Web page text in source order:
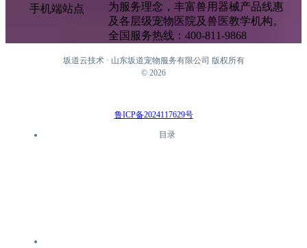
手机端站点
为服务理念，丰富兽用器械产品线惠
及各层级宠物医院及兽医教学机构。
全国服务热线：400-811-9868
坂道云技术 · 山东坂道宠物服务有限公司 版权所有
© 2026
鲁ICP备2024117629号
目录